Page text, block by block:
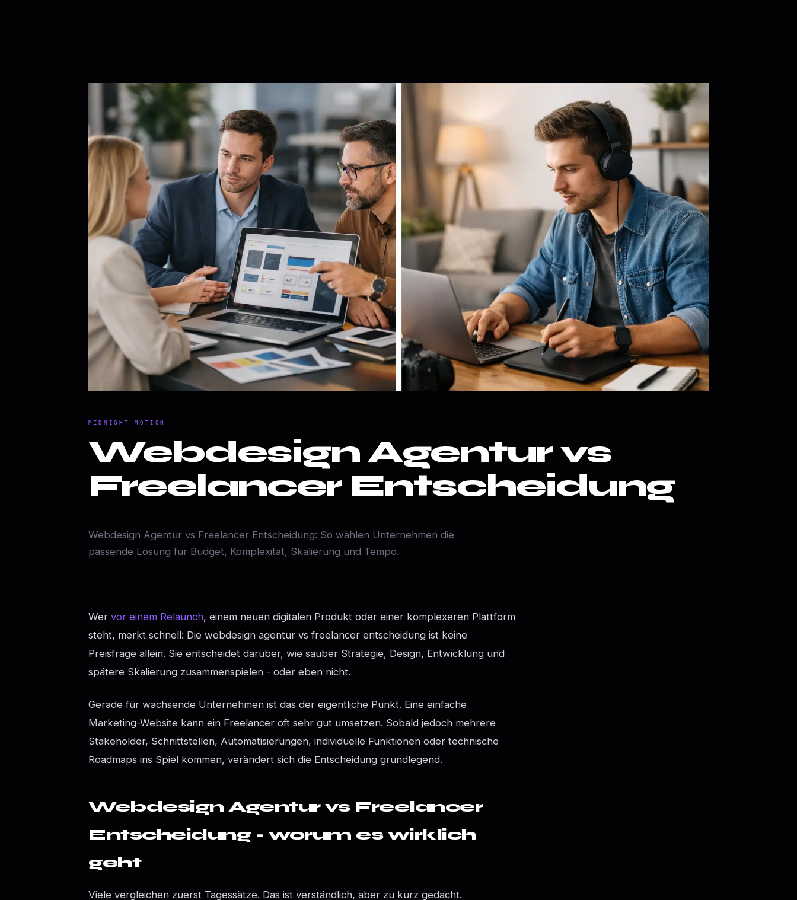
MIDNIGHT MOTION
Webdesign Agentur vs
Freelancer Entscheidung
Webdesign Agentur vs Freelancer Entscheidung: So wählen Unternehmen die
passende Lösung für Budget, Komplexität, Skalierung und Tempo.
Wervor einem Relaunch, einem neuen digitalen Produkt oder einer komplexeren Plattform
steht, merkt schnell: Die webdesign agentur vs freelancer entscheidung ist keine
Preisfrage allein. Sie entscheidet darüber, wie sauber Strategie, Design, Entwicklung und
spätere Skalierung zusammenspielen - oder eben nicht.
Gerade für wachsende Unternehmen ist das der eigentliche Punkt. Eine einfache
Marketing-Website kann ein Freelancer oft sehr gut umsetzen. Sobald jedoch mehrere
Stakeholder, Schnittstellen, Automatisierungen, individuelle Funktionen oder technische
Roadmaps ins Spiel kommen, verändert sich die Entscheidung grundlegend.
Webdesign Agentur vs Freelancer
Entscheidung - worum es wirklich
geht
Viele vergleichen zuerst Tagessätze. Das ist verständlich, aber zu kurz gedacht.